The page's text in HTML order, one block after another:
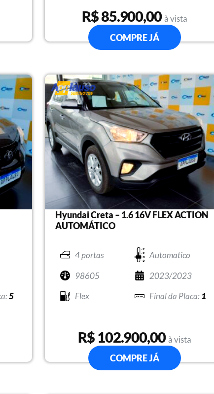
R$ 85.900,00 à vista
COMPRE JÁ
5
Hyundai Creta – 1.6 16V FLEX ACTION
AUTOMÁTICO
4 portas
Automatico
98605
2023/2023
Flex
1
R$ 102.900,00 à vista
COMPRE JÁ